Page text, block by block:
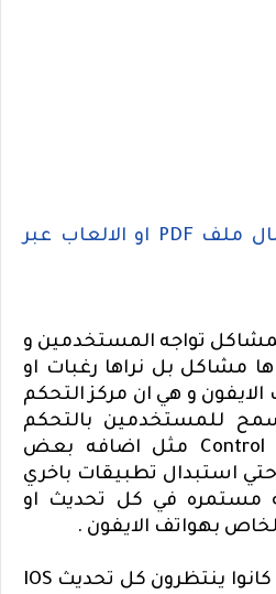
ملف PDF او الالعاب عبر
تواجه المستخدمين و
مشاكل بل نراها رغبات او
الايفون و هي ان مركز التحكم
للمستخدمين بالتحكم
Control مثل اضافه بعض
حتي استبدال تطبيقات باخري
مستمره في كل تحديث او
بهواتف الايفون .
ينتظرون كل تحديث IOS